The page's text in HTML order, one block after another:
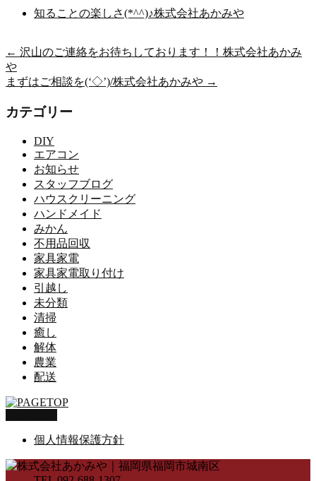
知ることの楽しさ(*^^)♪株式会社あかみや
← 沢山のご連絡をお待ちしております！！株式会社あかみ
や
まずはご相談を(‘◇’)/株式会社あかみや →
カテゴリー
DIY
エアコン
お知らせ
スタッフブログ
ハウスクリーニング
ハンドメイド
みかん
不用品回収
家具家電
家具家電取り付け
引越し
未分類
清掃
癒し
解体
農業
配送
個人情報保護方針